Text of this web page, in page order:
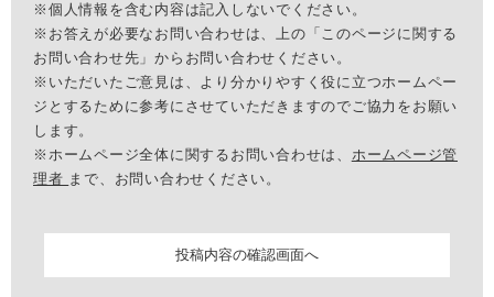
※個人情報を含む内容は記入しないでください。
※お答えが必要なお問い合わせは、上の「このページに関する
お問い合わせ先」からお問い合わせください。
※いただいたご意見は、より分かりやすく役に立つホームペー
ジとするために参考にさせていただきますのでご協力をお願い
します。
※ホームページ全体に関するお問い合わせは、 ホームページ管
理者 まで、お問い合わせください。